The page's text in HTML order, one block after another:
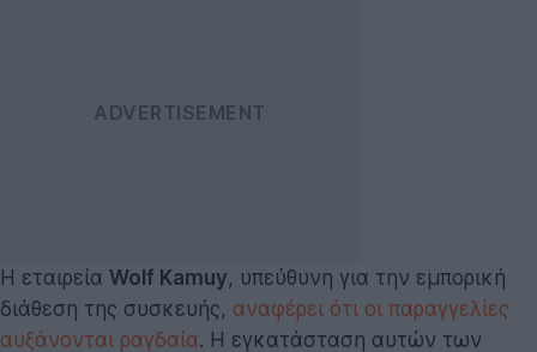
Η εταιρεία Wolf Kamuy, υπεύθυνη για την εμπορική
διάθεση της συσκευής, αναφέρει ότι οι παραγγελίες
αυξάνονται ραγδαία. Η εγκατάσταση αυτών των